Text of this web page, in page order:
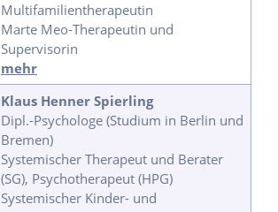
Multifamilientherapeutin
Marte Meo-Therapeutin und
Supervisorin
mehr
Klaus Henner Spierling
Dipl.-Psychologe (Studium in Berlin und
Bremen)
Systemischer Therapeut und Berater
(SG), Psychotherapeut (HPG)
Systemischer Kinder- und